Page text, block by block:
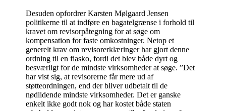
Desuden opfordrer Karsten Mølgaard Jensen
politikerne til at indføre en bagatelgrænse i forhold til
kravet om revisorpåtegning for at søge om
kompensation for faste omkostninger. Netop et
generelt krav om revisorerklæringer har gjort denne
ordning til en fiasko, fordi det blev både dyrt og
besværligt for de mindste virksomheder at søge. ”Det
har vist sig, at revisorerne får mere ud af
støtteordningen, end der bliver udbetalt til de
nødlidende mindste virksomheder. Det er ganske
enkelt ikke godt nok og har kostet både staten